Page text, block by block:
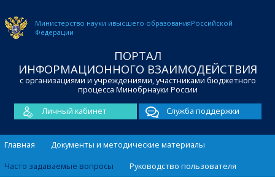
Министерство науки ивысшего образованияРоссийской
Федерации
ПОРТАЛ
ИНФОРМАЦИОННОГО ВЗАИМОДЕЙСТВИЯ
с организациями и учреждениями, участниками бюджетного
процесса Минобрнауки России
Личный кабинет
Служба поддержки
Главная
Документы и методические материалы
Часто задаваемые вопросы
Руководство пользователя